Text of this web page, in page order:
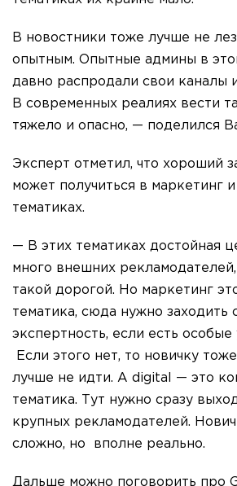
В новостники тоже лучше не
опытным. Опытные админы в
давно распродали свои каналы
В современных реалиях вести
тяжело и опасно, — поделился
Эксперт отметил, что хороший
может получиться в маркетинг и
тематиках.
— В этих тематиках достойная
много внешних
такой дорогой. Но маркетинг
тематика, сюда нужно заходить
экспертность, если есть
Если этого нет, то новичку
лучше не идти. А digital — это
тематика. Тут нужно сразу
крупных рекламодателей.
сложно, но вполне реально.
Дальше можно поговорить про